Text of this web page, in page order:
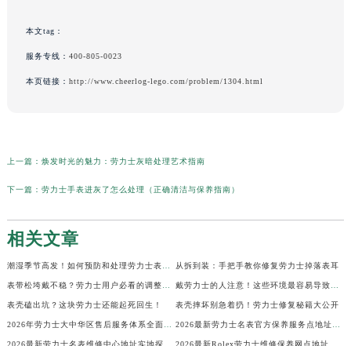
本文tag：
服务专线： 400-805-0023
本页链接： http://www.cheerlog-lego.com/problem/1304.html
上一篇： 焕发时光的魅力：劳力士灰暗处理艺术指南
下一篇： 劳力士手表进灰了怎么处理（正确清洁与保养指南）
相关文章
从拆到装：手把手教你修复劳力士掉落表耳
表壳磕出坑？这块劳力士还能起死回生！ 表壳摔坏别急着扔！劳力士修复秘籍大公开